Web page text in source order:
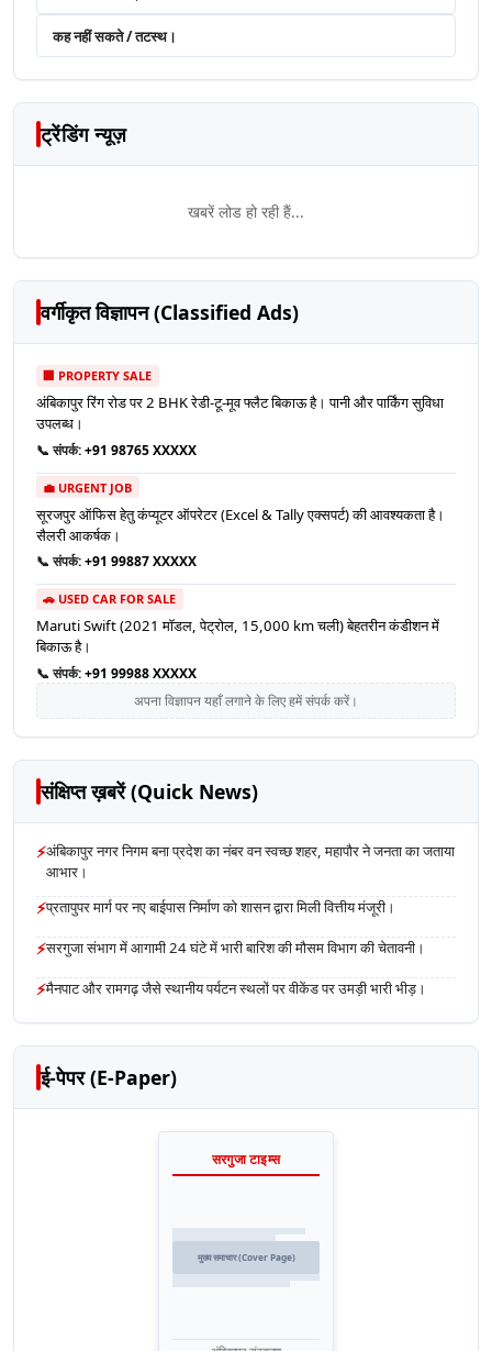
कह नहीं सकते / तटस्थ।
ट्रेंडिंग न्यूज़
खबरें लोड हो रही हैं...
वर्गीकृत विज्ञापन (Classified Ads)
🏢 PROPERTY SALE
अंबिकापुर रिंग रोड पर 2 BHK रेडी-टू-मूव फ्लैट बिकाऊ है। पानी और पार्किंग सुविधा
उपलब्ध।
📞 संपर्क:+91 98765 XXXXX
💼 URGENT JOB
सूरजपुर ऑफिस हेतु कंप्यूटर ऑपरेटर (Excel & Tally एक्सपर्ट) की आवश्यकता है।
सैलरी आकर्षक।
📞 संपर्क:+91 99887 XXXXX
🚗 USED CAR FOR SALE
Maruti Swift (2021 मॉडल, पेट्रोल, 15,000 km चली) बेहतरीन कंडीशन में
बिकाऊ है।
📞 संपर्क:+91 99988 XXXXX
अपना विज्ञापन यहाँ लगाने के लिए हमें संपर्क करें।
संक्षिप्त ख़बरें (Quick News)
⚡अंबिकापुर नगर निगम बना प्रदेश का नंबर वन स्वच्छ शहर, महापौर ने जनता का जताया
आभार।
⚡प्रतापुपर मार्ग पर नए बाईपास निर्माण को शासन द्वारा मिली वित्तीय मंजूरी।
⚡सरगुजा संभाग में आगामी 24 घंटे में भारी बारिश की मौसम विभाग की चेतावनी।
⚡मैनपाट और रामगढ़ जैसे स्थानीय पर्यटन स्थलों पर वीकेंड पर उमड़ी भारी भीड़।
ई-पेपर (E-Paper)
सरगुजा टाइम्स
मुख्य समाचार (Cover Page)